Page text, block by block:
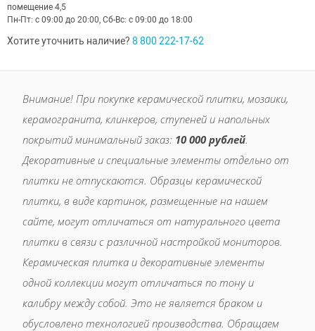
помещение 4,5
Пн-Пт: с 09:00 до 20:00, Сб-Вс: с 09:00 до 18:00
Хотите уточнить наличие? 8 800 222-17-62
Внимание! При покупке керамической плитки, мозаики,
керамогранита, клинкеров, ступеней и напольных
покрытий минимальный заказ: 10 000 рублей.
Декоративные и специальные элементы отдельно от
плитки не отпускаются. Образцы керамической
плитки, в виде картинок, размещенные на нашем
сайте, могут отличаться от натурального цвета
плитки в связи с различной настройкой мониторов.
Керамическая плитка и декоративные элементы
одной коллекции могут отличаться по тону и
калибру между собой. Это не является браком и
обусловлено технологией производства. Обращаем